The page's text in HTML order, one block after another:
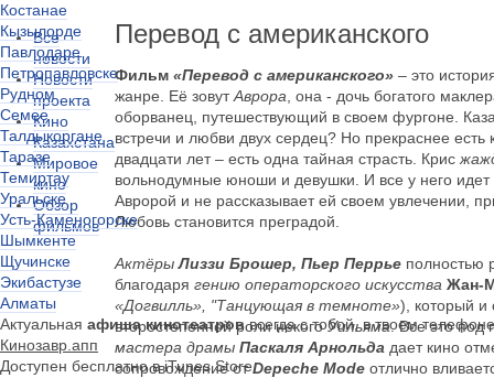
Костанае
Кызылорде
Павлодаре
Петропавловске
Рудном
Семее
Талдыкоргане
Таразе
Темиртау
Уральске
Усть-Каменогорске
Шымкенте
Щучинске
Экибастузе
Алматы
Актуальная афиша кинотеатроввсегда с тобой, в твоем телефоне
Кинозавр.апп
Доступен бесплатно в iTunes Store
Все
новости
Новости
проекта
Кино
Казахстана
Мировое
кино
Обзор
фильмов
Перевод с американского
Фильм «Перевод с американского»– это
жанре. Её зовутАврора , она - дочь богатого
оборванец, путешествующий в своем фургоне.
встречи и любви двух сердец? Но прекраснее есть
двадцати лет – есть одна тайная страсть. Крис
вольнодумные юноши и девушки. И все у него
Авророй и не рассказывает ей своем увлечении,
Любовь становится преградой.
Актёры Лиззи Брошер, Пьер Перрье полностью
благодаря гению операторского искусства Жан-
«Догвилль», "Танцующая в темноте»), который и
второстепенной роли некогоУильяма. Все это под
мастера драмы Паскаля Арнольда дает кино
сопровождение отDepeche Modeотлично